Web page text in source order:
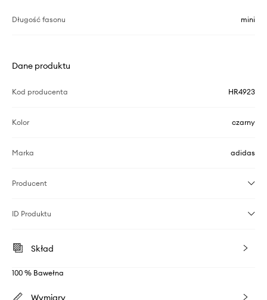
Długość fasonu mini
Dane produktu
Kod producenta HR4923
Kolor czarny
Marka adidas
Producent
ID Produktu
Skład
100 % Bawełna
Wymiary